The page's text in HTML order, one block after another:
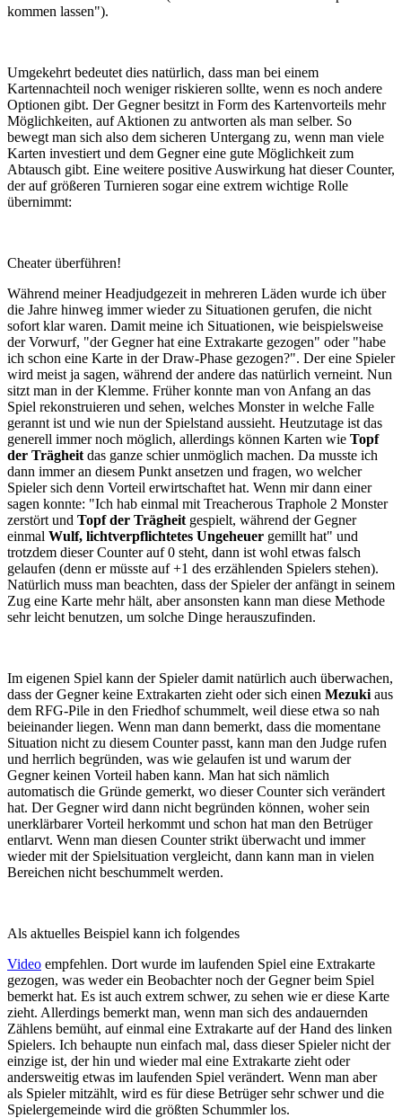
kommen lassen").
Umgekehrt bedeutet dies natürlich, dass man bei einem
Kartennachteil noch weniger riskieren sollte, wenn es noch andere
Optionen gibt. Der Gegner besitzt in Form des Kartenvorteils mehr
Möglichkeiten, auf Aktionen zu antworten als man selber. So
bewegt man sich also dem sicheren Untergang zu, wenn man viele
Karten investiert und dem Gegner eine gute Möglichkeit zum
Abtausch gibt. Eine weitere positive Auswirkung hat dieser Counter,
der auf größeren Turnieren sogar eine extrem wichtige Rolle
übernimmt:
Cheater überführen!
Während meiner Headjudgezeit in mehreren Läden wurde ich über
die Jahre hinweg immer wieder zu Situationen gerufen, die nicht
sofort klar waren. Damit meine ich Situationen, wie beispielsweise
der Vorwurf, "der Gegner hat eine Extrakarte gezogen" oder "habe
ich schon eine Karte in der Draw-Phase gezogen?". Der eine Spieler
wird meist ja sagen, während der andere das natürlich verneint. Nun
sitzt man in der Klemme. Früher konnte man von Anfang an das
Spiel rekonstruieren und sehen, welches Monster in welche Falle
gerannt ist und wie nun der Spielstand aussieht. Heutzutage ist das
generell immer noch möglich, allerdings können Karten wie Topf
der Trägheit das ganze schier unmöglich machen. Da musste ich
dann immer an diesem Punkt ansetzen und fragen, wo welcher
Spieler sich denn Vorteil erwirtschaftet hat. Wenn mir dann einer
sagen konnte: "Ich hab einmal mit Treacherous Traphole 2 Monster
zerstört und Topf der Trägheit gespielt, während der Gegner
einmal Wulf, lichtverpflichtetes Ungeheuer gemillt hat" und
trotzdem dieser Counter auf 0 steht, dann ist wohl etwas falsch
gelaufen (denn er müsste auf +1 des erzählenden Spielers stehen).
Natürlich muss man beachten, dass der Spieler der anfängt in seinem
Zug eine Karte mehr hält, aber ansonsten kann man diese Methode
sehr leicht benutzen, um solche Dinge herauszufinden.
Im eigenen Spiel kann der Spieler damit natürlich auch überwachen,
dass der Gegner keine Extrakarten zieht oder sich einen Mezuki aus
dem RFG-Pile in den Friedhof schummelt, weil diese etwa so nah
beieinander liegen. Wenn man dann bemerkt, dass die momentane
Situation nicht zu diesem Counter passt, kann man den Judge rufen
und herrlich begründen, was wie gelaufen ist und warum der
Gegner keinen Vorteil haben kann. Man hat sich nämlich
automatisch die Gründe gemerkt, wo dieser Counter sich verändert
hat. Der Gegner wird dann nicht begründen können, woher sein
unerklärbarer Vorteil herkommt und schon hat man den Betrüger
entlarvt. Wenn man diesen Counter strikt überwacht und immer
wieder mit der Spielsituation vergleicht, dann kann man in vielen
Bereichen nicht beschummelt werden.
Als aktuelles Beispiel kann ich folgendes
Video empfehlen. Dort wurde im laufenden Spiel eine Extrakarte
gezogen, was weder ein Beobachter noch der Gegner beim Spiel
bemerkt hat. Es ist auch extrem schwer, zu sehen wie er diese Karte
zieht. Allerdings bemerkt man, wenn man sich des andauernden
Zählens bemüht, auf einmal eine Extrakarte auf der Hand des linken
Spielers. Ich behaupte nun einfach mal, dass dieser Spieler nicht der
einzige ist, der hin und wieder mal eine Extrakarte zieht oder
andersweitig etwas im laufenden Spiel verändert. Wenn man aber
als Spieler mitzählt, wird es für diese Betrüger sehr schwer und die
Spielergemeinde wird die größten Schummler los.